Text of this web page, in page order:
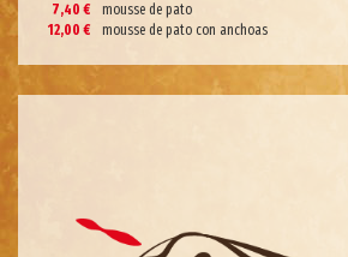
mousse de pato
7,40 €
mousse de pato con anchoas
12,00 €